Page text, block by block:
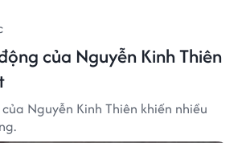
của Nguyễn Kinh Thiên
Nguyễn Kinh Thiên khiến nhiều